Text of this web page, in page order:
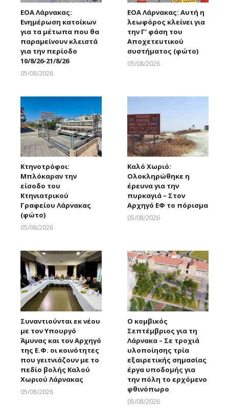
ΕΟΑ Λάρνακας:
Ενημέρωση κατοίκων
για τα μέτωπα που θα
παραμείνουν κλειστά
για την περίοδο
10/8/26-21/8/26
05/08/2026
ΕΟΑ Λάρνακας: Αυτή η
λεωφόρος κλείνει για
την Γ’ φάση του
Αποχετευτικού
συστήματος (φώτο)
05/08/2026
Κτηνοτρόφοι:
Μπλόκαραν την
είσοδο του
Κτηνιατρικού
Γραφείου Λάρνακας
(φώτο)
05/08/2026
Καλό Χωριό:
Ολοκληρώθηκε η
έρευνα για την
πυρκαγιά – Στον
Αρχηγό ΕΦ το πόρισμα
05/08/2026
Συναντιούνται εκ νέου
με τον Υπουργό
Άμυνας και τον Αρχηγό
της Ε.Φ. οι κοινότητες
που γειτνιάζουν με το
πεδίο βολής Καλού
Χωριού Λάρνακας
05/08/2026
Ο κομβικός
Σεπτέμβριος για τη
Λάρνακα – Σε τροχιά
υλοποίησης τρία
εξαιρετικής σημασίας
έργα υποδομής για
την πόλη το ερχόμενο
φθινόπωρο
05/08/2026